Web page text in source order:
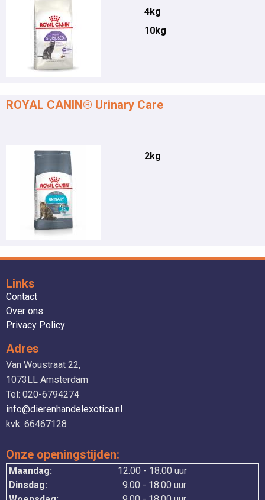
4kg
10kg
ROYAL CANIN® Urinary Care
2kg
Links
Contact
Over ons
Privacy Policy
Adres
Van Woustraat 22,
1073LL Amsterdam
Tel: 020-6794274
info@dierenhandelexotica.nl
kvk: 66467128
Onze openingstijden:
Maandag:
12.00 - 18.00 uur
Dinsdag:
9.00 - 18.00 uur